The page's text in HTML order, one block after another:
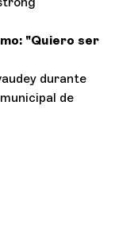
"Quiero ser
durante
de